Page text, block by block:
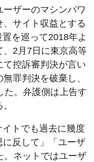
ザーのマシンパワ
サイト収益とする
を巡って2018年よ
、2月7日に東京高等
控訴審判決が言い
罪判決を破棄し、
た。弁護側は上告す
トでも過去に幾度
反して」「ユーザ
。ネットではユーザ